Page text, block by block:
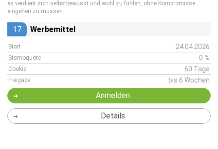
es verdient sich selbstbewusst und wohl zu fühlen, ohne Kompromisse
eingehen zu müssen.
17 Werbemittel
Start 24.04.2026
Stornoquote 0 %
Cookie 60 Tage
Freigabe bis 6 Wochen
Anmelden
Details